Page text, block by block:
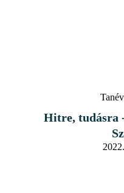
Hitre, tudásra